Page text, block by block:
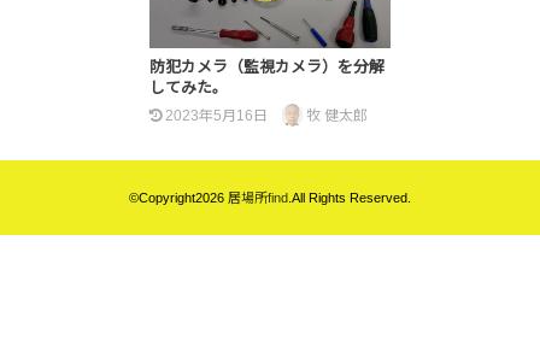
防犯カメラ（監視カメラ）を分解
してみた。
2023年5月16日 牧 健太郎
©Copyright2026 居場所find.All Rights Reserved.